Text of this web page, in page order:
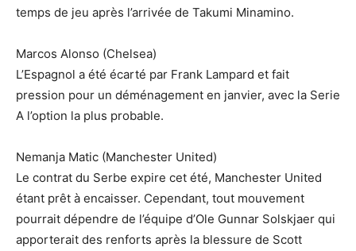
temps de jeu après l’arrivée de Takumi Minamino.
Marcos Alonso (Chelsea)
L’Espagnol a été écarté par Frank Lampard et fait
pression pour un déménagement en janvier, avec la Serie
A l’option la plus probable.
Nemanja Matic (Manchester United)
Le contrat du Serbe expire cet été, Manchester United
étant prêt à encaisser. Cependant, tout mouvement
pourrait dépendre de l’équipe d’Ole Gunnar Solskjaer qui
apporterait des renforts après la blessure de Scott